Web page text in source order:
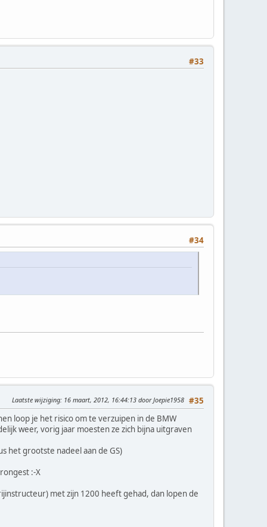
#33
#34
#35
Laatste wijziging: 16 maart, 2012, 16:44:13 door Joepie1958
loop je het risico om te verzuipen in de BMW
weer, vorig jaar moesten ze zich bijna uitgraven
het grootste nadeel aan de GS)
:-X
met zijn 1200 heeft gehad, dan lopen de